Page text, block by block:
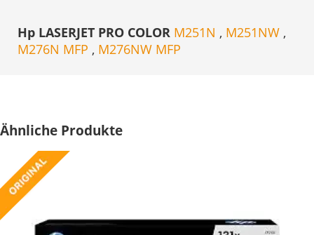
Hp LASERJET PRO COLOR M251N , M251NW ,
M276N MFP , M276NW MFP
Ähnliche Produkte